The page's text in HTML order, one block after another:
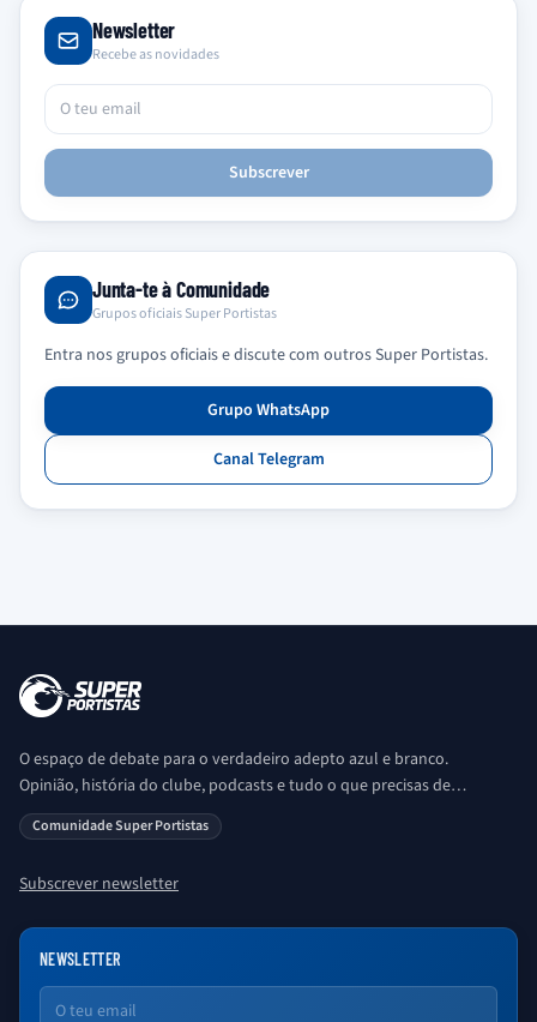
Newsletter
Recebe as novidades
Subscrever
Junta-te à Comunidade
Grupos oficiais Super Portistas
Entra nos grupos oficiais e discute com outros Super Portistas.
Grupo WhatsApp
Canal Telegram
O espaço de debate para o verdadeiro adepto azul e branco.
Opinião, história do clube, podcasts e tudo o que precisas de
saber sobre o universo Porto. Ser Porto é aqui!
Comunidade Super Portistas
Subscrever newsletter
NEWSLETTER
Email